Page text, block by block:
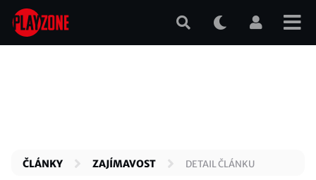
Přejít
hlavnímu
ČLÁNKY ZAJÍMAVOST DETAIL ČLÁNKU